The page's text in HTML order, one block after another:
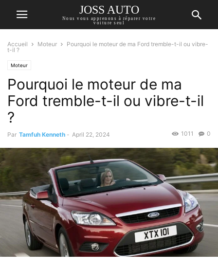
JOSS AUTO
Nous vous apprenons à réparer votre
voiture seul
Accueil Moteur
Pourquoi le moteur de ma Ford tremble-t-il ou vibre-
t-il ?
Moteur
Pourquoi le moteur de ma
Ford tremble-t-il ou vibre-t-il
?
Par Tamfuh Kenneth - April 22, 2024 0
1011